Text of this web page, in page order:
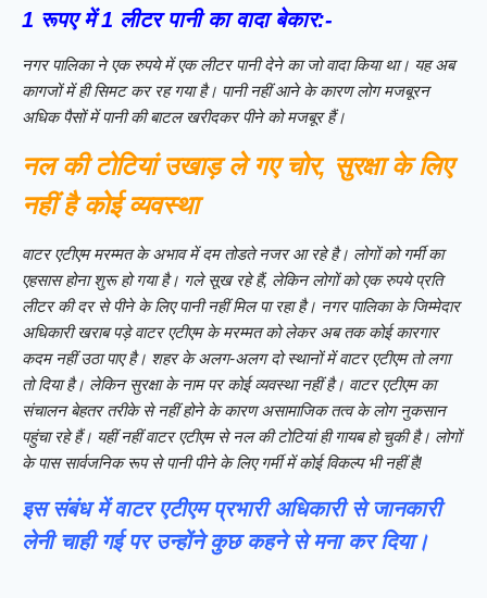
1 रूपए में 1 लीटर पानी का वादा बेकार:-
नगर पालिका ने एक रुपये में एक लीटर पानी देने का जो वादा किया था। यह अब
कागजों में ही सिमट कर रह गया है। पानी नहीं आने के कारण लोग मजबूरन
अधिक पैसों में पानी की बाटल खरीदकर पीने को मजबूर हैं।
नल की टोटियां उखाड़ ले गए चोर, सुरक्षा के लिए
नहीं है कोई व्यवस्था
वाटर एटीएम मरम्मत के अभाव में दम तोडते नजर आ रहे है। लोगों को गर्मी का
एहसास होना शुरू हो गया है। गले सूख रहे हैं, लेकिन लोगों को एक रुपये प्रति
लीटर की दर से पीने के लिए पानी नहीं मिल पा रहा है। नगर पालिका के जिम्मेदार
अधिकारी खराब पड़े वाटर एटीएम के मरम्मत को लेकर अब तक कोई कारगार
कदम नहीं उठा पाए है। शहर के अलग-अलग दो स्थानों में वाटर एटीएम तो लगा
तो दिया है। लेकिन सुरक्षा के नाम पर कोई व्यवस्था नहीं है। वाटर एटीएम का
संचालन बेहतर तरीके से नहीं होने के कारण असामाजिक तत्व के लोग नुकसान
पहुंचा रहे हैं। यहीं नहीं वाटर एटीएम से नल की टोटियां ही गायब हो चुकी है। लोगों
के पास सार्वजनिक रूप से पानी पीने के लिए गर्मी में कोई विकल्प भी नहीं है!
इस संबंध में वाटर एटीएम प्रभारी अधिकारी से जानकारी
लेनी चाही गई पर उन्होंने कुछ कहने से मना कर दिया।